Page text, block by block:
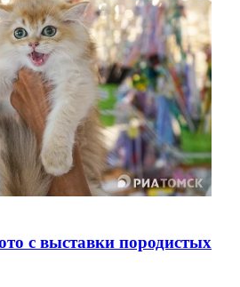
с выставки породистых